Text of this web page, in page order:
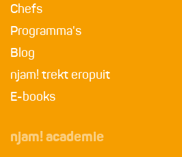
Chefs
Programma's
Blog
njam! trekt eropuit
E-books
njam! academie